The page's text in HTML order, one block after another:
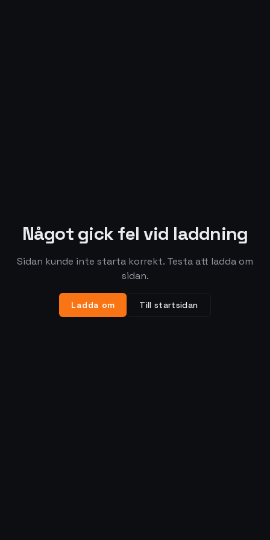
Något gick fel vid laddning
Sidan kunde inte starta korrekt. Testa att ladda om
sidan.
Ladda om Till startsidan